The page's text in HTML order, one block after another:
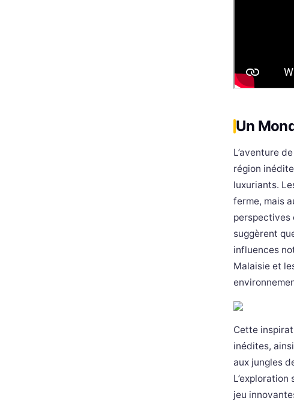
Un
L’aventure
région
luxuriants.
ferme, mais
perspectives
suggèrent
influences
Malaisie et
Cette
inédites,
aux jungles
jeu